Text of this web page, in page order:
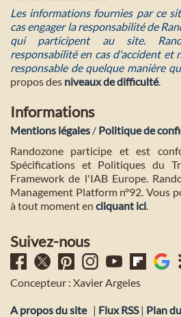
Les informations fournies par ce
cas engager la responsabilité de
qui participent au site.
responsabilité en cas d'accident et
responsable de quelque manière
propos des niveaux de difficulté.
Informations
Mentions légales / Politique de
Randozone participe et est
Spécifications et Politiques du
Framework de l'IAB Europe.
Management Platform n°92. Vous
à tout moment en cliquant ici.
Suivez-nous
Concepteur : Xavier Argeles
A propos du site | Flux RSS| Plan